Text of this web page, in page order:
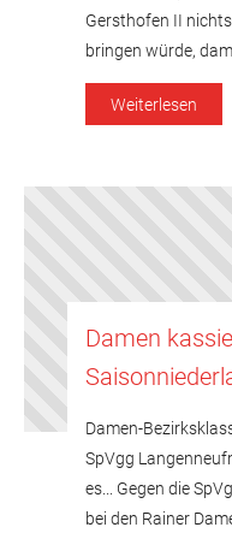
Gersthofen II
bringen würde,
gerechnet worden.
personellen
Weiterlesen
Damen
Damen-
SpVgg
es... Gegen die
bei den Rainer